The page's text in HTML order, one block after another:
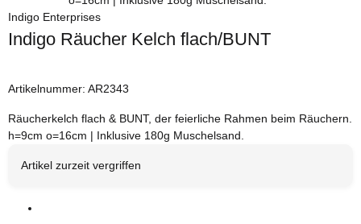
Indigo Enterprises
Indigo Räucher Kelch flach/BUNT
Artikelnummer: AR2343
Räucherkelch flach & BUNT, der feierliche Rahmen beim Räuchern.
h=9cm o=16cm | Inklusive 180g Muschelsand.
Artikel zurzeit vergriffen